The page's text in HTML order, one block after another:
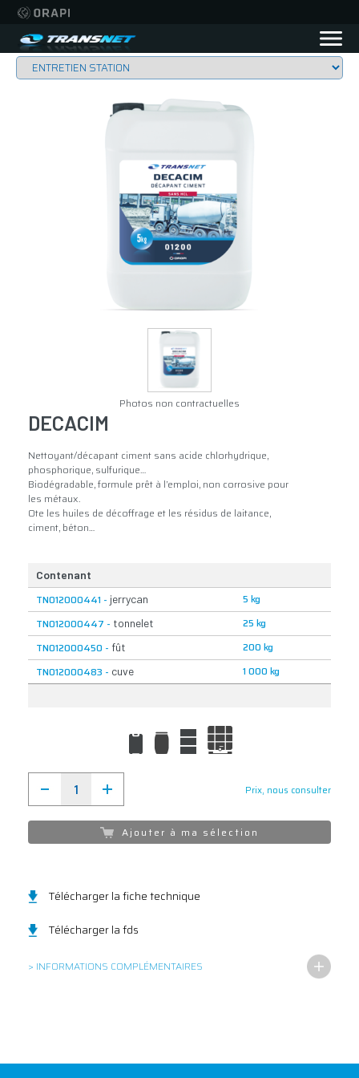
Photos non contractuelles
DECACIM
Nettoyant/décapant ciment sans acide chlorhydrique,
phosphorique, sulfurique…
Biodégradable, formule prêt à l’emploi, non corrosive pour
les métaux.
Ote les huiles de décoffrage et les résidus de laitance,
ciment, béton…
Contenant
TN012000441 - jerrycan
5 kg
TN012000447 - tonnelet
25 kg
TN012000450 - fût
200 kg
TN012000483 - cuve 1 000 kg
Prix, nous consulter
Ajouter à ma sélection
Télécharger la fiche technique
Télécharger la fds
> INFORMATIONS COMPLÉMENTAIRES